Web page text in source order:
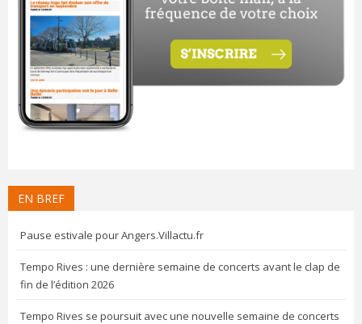
EN BREF
Pause estivale pour Angers.Villactu.fr
Tempo Rives : une dernière semaine de concerts avant le clap de
fin de l’édition 2026
Tempo Rives se poursuit avec une nouvelle semaine de concerts